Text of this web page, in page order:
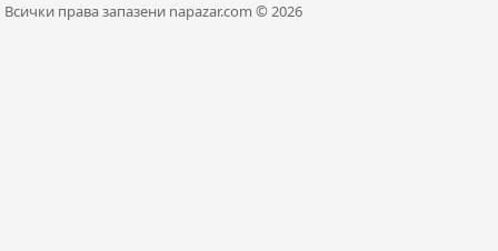
Всички права запазени napazar.com © 2026